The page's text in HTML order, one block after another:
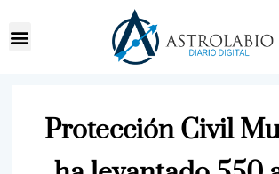
Protección Civil